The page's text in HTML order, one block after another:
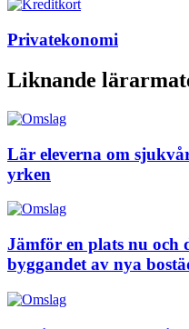
Privatekonomi
Liknande
Lär eleverna om
yrken
Jämför en plats nu och
byggandet av nya